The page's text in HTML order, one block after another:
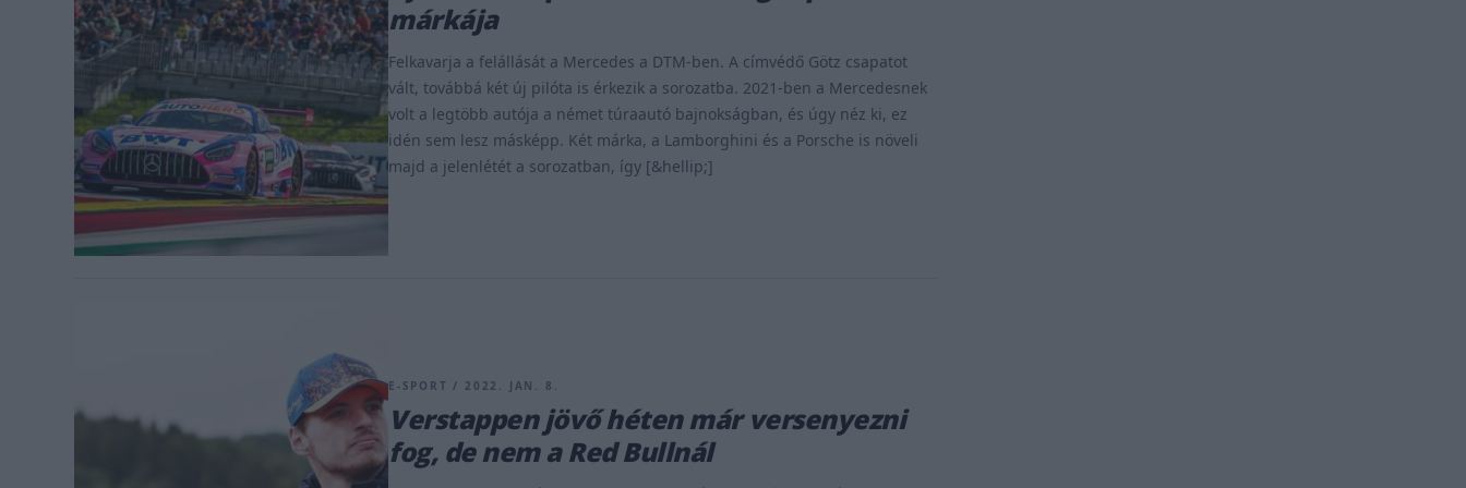
márkája
Felkavarja a felállását a Mercedes a DTM-ben. A címvédő Götz csapatot
vált, továbbá két új pilóta is érkezik a sorozatba. 2021-ben a Mercedesnek
volt a legtöbb autója a német túraautó bajnokságban, és úgy néz ki, ez
idén sem lesz másképp. Két márka, a Lamborghini és a Porsche is növeli
majd a jelenlétét a sorozatban, így [&hellip;]
E-SPORT / 2022. JAN. 8.
Verstappen jövő héten már versenyezni
fog, de nem a Red Bullnál